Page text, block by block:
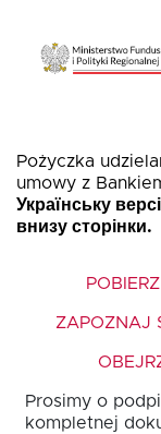
Pożyczka
umowy z
Українську
внизу сторінки.
ZAPOZNAJ
Prosimy o
kompletnej